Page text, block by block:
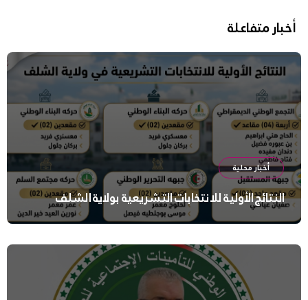
أخبار متفاعلة
أخبار محلية
النتائج الأولية للانتخابات التشريعية بولاية الشلف